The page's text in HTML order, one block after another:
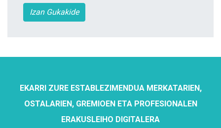
Izan Gukakide
EKARRI ZURE ESTABLEZIMENDUA MERKATARIEN,
OSTALARIEN, GREMIOEN ETA PROFESIONALEN
ERAKUSLEIHO DIGITALERA